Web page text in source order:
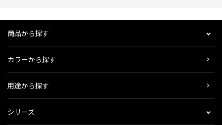
商品から探す
カラーから探す
用途から探す
シリーズ